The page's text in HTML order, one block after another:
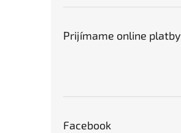
Prijímame online platby
Facebook